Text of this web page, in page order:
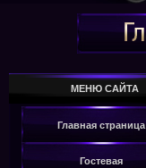
МЕНЮ САЙТА
Главная страница
Гостевая